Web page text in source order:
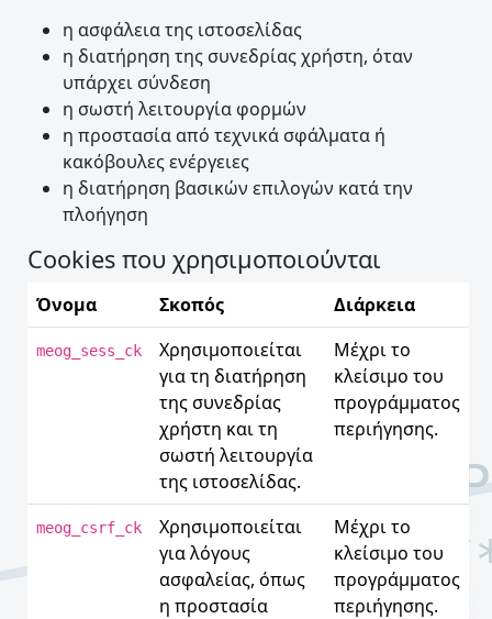
η ασφάλεια της ιστοσελίδας
η διατήρηση της συνεδρίας χρήστη, όταν
υπάρχει σύνδεση
η σωστή λειτουργία φορμών
η προστασία από τεχνικά σφάλματα ή
κακόβουλες ενέργειες
η διατήρηση βασικών επιλογών κατά την
πλοήγηση
Cookies που χρησιμοποιούνται
Όνομα Σκοπός Διάρκεια
meog_sess_ck
Χρησιμοποιείται
για τη διατήρηση
της συνεδρίας
χρήστη και τη
σωστή λειτουργία
της ιστοσελίδας.
Μέχρι το
κλείσιμο του
προγράμματος
περιήγησης.
meog_csrf_ck
Χρησιμοποιείται
για λόγους
ασφαλείας, όπως
η προστασία
Μέχρι το
κλείσιμο του
προγράμματος
περιήγησης.